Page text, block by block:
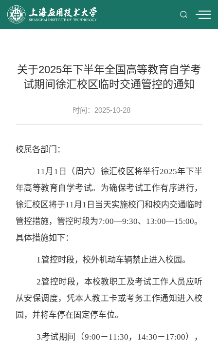
关于2025年下半年全国高等教育自学考
试期间徐汇校区临时交通管控的通知
时间：2025-10-28
校属各部门：
11月 1日（周六） 徐汇校区将举行2025年下半
年高等教育自学考试。 为确保考试工作有序进行，
徐汇校区将于11月 1 日当天实施校门和校内交通临时
管控措施，管控时段为7:00—9:30、 13:00—15:00。
具体措施如下：
1. 管控时段， 校外机动车辆禁止进入校园。
2.管控时段， 本校教职工及考试工作人员应听
从安保调度，凭本人教工卡或考务工作通知进入校
园，并将车停在固定停车位。
3.考试期间（9:00－11:30 ， 14:30－17:00），